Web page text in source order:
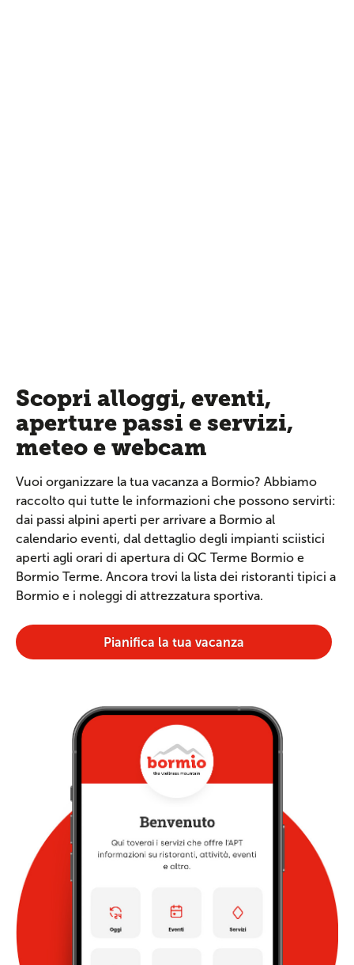
Scopri alloggi, eventi,
aperture passi e servizi,
meteo e webcam
Vuoi organizzare la tua vacanza a Bormio? Abbiamo
raccolto qui tutte le informazioni che possono servirti:
dai passi alpini aperti per arrivare a Bormio al
calendario eventi, dal dettaglio degli impianti sciistici
aperti agli orari di apertura di QC Terme Bormio e
Bormio Terme. Ancora trovi la lista dei ristoranti tipici a
Bormio e i noleggi di attrezzatura sportiva.
Pianifica la tua vacanza